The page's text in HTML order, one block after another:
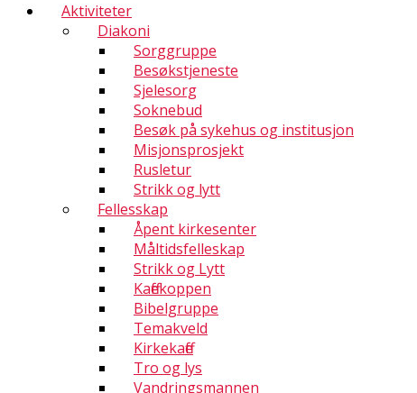
Aktiviteter
Diakoni
Sorggruppe
Besøkstjeneste
Sjelesorg
Soknebud
Besøk på sykehus og institusjon
Misjonsprosjekt
Rusletur
Strikk og lytt
Fellesskap
Åpent kirkesenter
Måltidsfelleskap
Strikk og Lytt
Kaffekoppen
Bibelgruppe
Temakveld
Kirkekaffe
Tro og lys
Vandringsmannen